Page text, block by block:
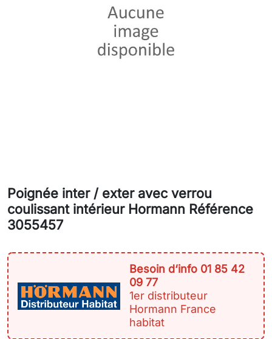
Poignée inter / exter avec verrou
coulissant intérieur Hormann Référence
3055457
Besoin d‘info 01 85 42
09 77
1er distributeur
Hormann France
habitat